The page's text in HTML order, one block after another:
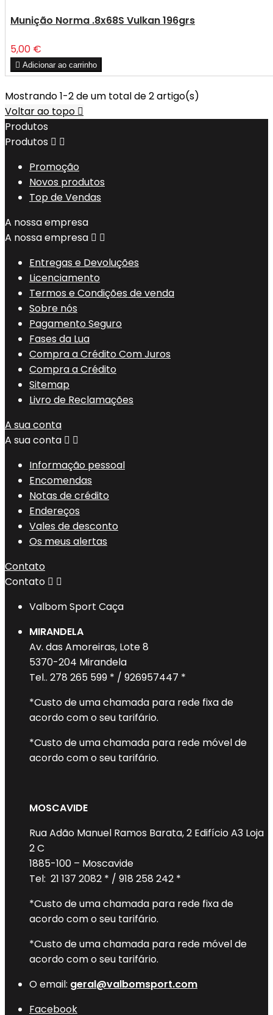
Munição Norma .8x68S Vulkan 196grs
Preço
5,00 €
 Adicionar ao carrinho
Mostrando 1-2 de um total de 2 artigo(s)
Voltar ao topo 
Produtos
Produtos  
Promoção
Novos produtos
Top de Vendas
A nossa empresa
A nossa empresa  
Entregas e Devoluções
Licenciamento
Termos e Condições de venda
Sobre nós
Pagamento Seguro
Fases da Lua
Compra a Crédito Com Juros
Compra a Crédito
Sitemap
Livro de Reclamações
A sua conta
A sua conta  
Informação pessoal
Encomendas
Notas de crédito
Endereços
Vales de desconto
Os meus alertas
Contato
Contato  
Valbom Sport Caça
MIRANDELA
Av. das Amoreiras, Lote 8
5370-204 Mirandela
Tel.. 278 265 599 * / 926957447 *
*Custo de uma chamada para rede fixa de
acordo com o seu tarifário.
*Custo de uma chamada para rede móvel de
acordo com o seu tarifário.
MOSCAVIDE
Rua Adão Manuel Ramos Barata, 2 Edifício A3 Loja
2 C
1885-100 – Moscavide
Tel: 21 137 2082 * / 918 258 242 *
*Custo de uma chamada para rede fixa de
acordo com o seu tarifário.
*Custo de uma chamada para rede móvel de
acordo com o seu tarifário.
O email: geral@valbomsport.com
Facebook